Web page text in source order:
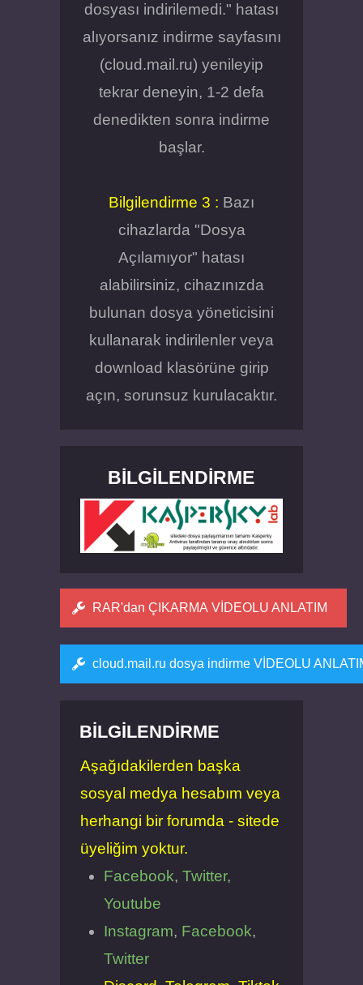
dosyası indirilemedi." hatası
alıyorsanız indirme sayfasını
(cloud.mail.ru) yenileyip
tekrar deneyin, 1-2 defa
denedikten sonra indirme
başlar.
Bilgilendirme 3 : Bazı
cihazlarda "Dosya
Açılamıyor" hatası
alabilirsiniz, cihazınızda
bulunan dosya yöneticisini
kullanarak indirilenler veya
download klasörüne girip
açın, sorunsuz kurulacaktır.
BILGILENDIRME
RAR'dan ÇIKARMA VİDEOLU ANLATIM
cloud.mail.ru dosya indirme VİDEOLU
BILGILENDIRME
Aşağıdakilerden başka
sosyal medya hesabım veya
herhangi bir forumda - sitede
üyeliğim yoktur.
Facebook, Twitter,
Youtube
Instagram, Facebook,
Twitter